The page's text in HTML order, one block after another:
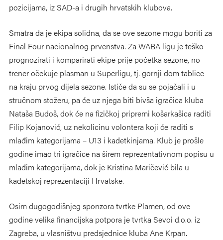
pozicijama, iz SAD-a i drugih hrvatskih klubova.
Smatra da je ekipa solidna, da se ove sezone mogu boriti za
Final Four nacionalnog prvenstva. Za WABA ligu je teško
prognozirati i komparirati ekipe prije početka sezone, no
trener očekuje plasman u Superligu, tj. gornji dom tablice
na kraju prvog dijela sezone. Ističe da su se pojačali i u
stručnom stožeru, pa će uz njega biti bivša igračica kluba
Nataša Budoš, dok će na fizičkoj pripremi košarkašica raditi
Filip Kojanović, uz nekolicinu volontera koji će raditi s
mlađim kategorijama – U13 i kadetkinjama. Klub je prošle
godine imao tri igračice na širem reprezentativnom popisu u
mlađim kategorijama, dok je Kristina Maričević bila u
kadetskoj reprezentaciji Hrvatske.
Osim dugogodišnjeg sponzora tvrtke Plamen, od ove
godine velika financijska potpora je tvrtka Sevoi d.o.o. iz
Zagreba, u vlasništvu predsjednice kluba Ane Krpan.